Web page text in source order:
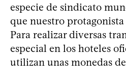
especie de sindicato
que nuestro
Para realizar diversas
especial en los hoteles
utilizan unas monedas